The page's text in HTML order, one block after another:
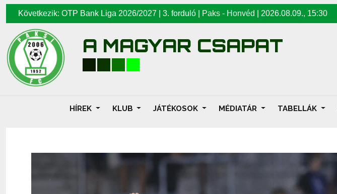
Következik: OTP Bank Liga 2026/2027 | 3. forduló | Paks - Honvéd 2026.08.09., 15:30
A MAGYAR CSAPAT
HÍREK KLUB JÁTÉKOSOK MÉDIATÁR TABELLÁK